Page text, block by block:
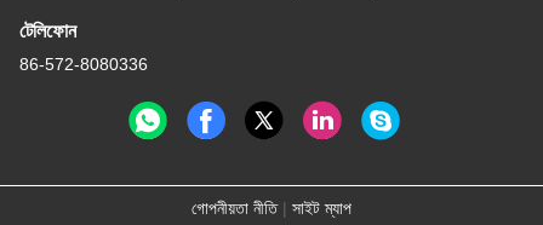
টেলিফোন
86-572-8080336
গোপনীয়তা নীতি| সাইট ম্যাপ